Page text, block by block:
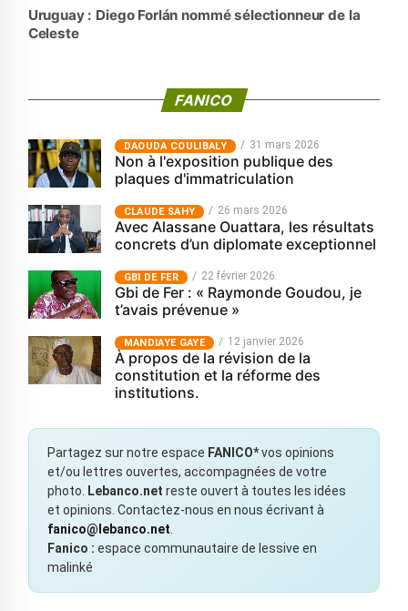
Uruguay : Diego Forlán nommé sélectionneur de la
Celeste
FANICO
‎DAOUDA COULIBALY 31 mars 2026
Non à l'exposition publique des
plaques d'immatriculation
CLAUDE SAHY 26 mars 2026
Avec Alassane Ouattara, les résultats
concrets d’un diplomate exceptionnel
GBI DE FER 22 février 2026
Gbi de Fer : « Raymonde Goudou, je
t’avais prévenue »
MANDIAYE GAYE 12 janvier 2026
À propos de la révision de la
constitution et la réforme des
institutions.
Partagez sur notre espace FANICO*vos opinions
et/ou lettres ouvertes, accompagnées de votre
photo.
Lebanco.net reste ouvert à toutes les idées
et opinions. Contactez-nous en nous écrivant à
fanico@lebanco.net
Fanico : espace communautaire de lessive en
malinké